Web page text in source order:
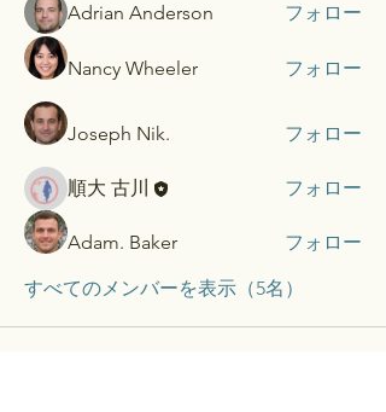
Adrian Anderson
フォロー
Nancy Wheeler フォロー
Joseph Nik. フォロー
順大 古川 フォロー
Adam. Baker
フォロー
すべてのメンバーを表示（5名）